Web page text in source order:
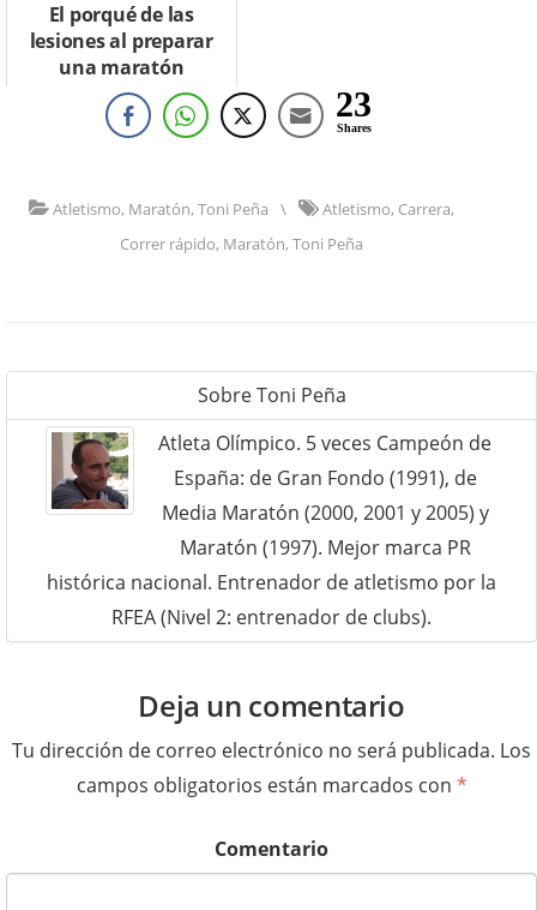
El porqué de las
lesiones al preparar
una maratón
23
Shares
Atletismo, Maratón, Toni Peña \ Atletismo, Carrera,
Correr rápido, Maratón, Toni Peña
SobreToni Peña
Atleta Olímpico. 5 veces Campeón de
España: de Gran Fondo (1991), de
Media Maratón (2000, 2001 y 2005) y
Maratón (1997). Mejor marca PR
histórica nacional. Entrenador de atletismo por la
RFEA (Nivel 2: entrenador de clubs).
Deja un comentario
Tu dirección de correo electrónico no será publicada. Los
campos obligatorios están marcados con *
Comentario